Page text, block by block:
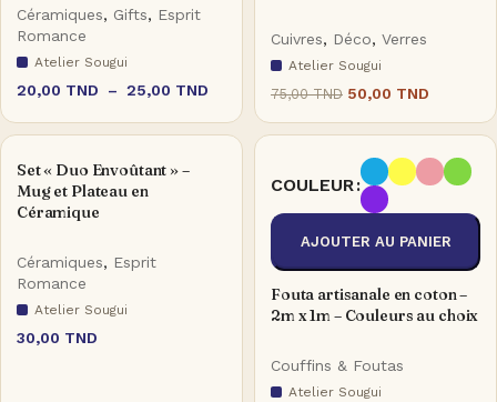
Céramiques, Gifts, Esprit
Romance
Atelier Sougui
20,00 TND – 25,00 TND
Cuivres, Déco, Verres
Atelier Sougui
75,00TND 50,00 TND
Set « Duo Envoûtant » –
Mug et Plateau en
Céramique
Céramiques, Esprit
Romance
Atelier Sougui
30,00 TND
COULEUR
AJOUTER AU PANIER
Fouta artisanale en coton –
2m x 1m – Couleurs au choix
Couffins & Foutas
Atelier Sougui